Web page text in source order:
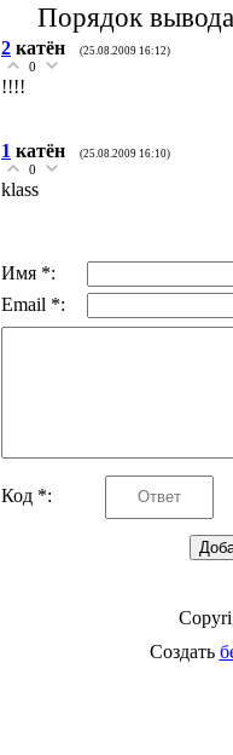
Порядок
2 катён (25.08.2009 16:12)
0
!!!!
1 катён (25.08.2009 16:10)
0
klass
Имя *:
Email *:
Код *:
Создать